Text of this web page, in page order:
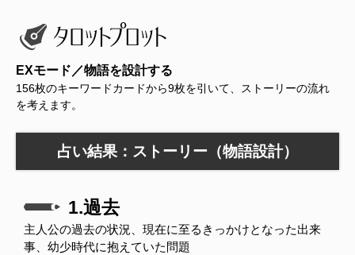
EXモード／物語を設計する
156枚のキーワードカードから9枚を引いて、ストーリーの流れ
を考えます。
占い結果：ストーリー（物語設計）
1.過去
主人公の過去の状況、現在に至るきっかけとなった出来
事、幼少時代に抱えていた問題